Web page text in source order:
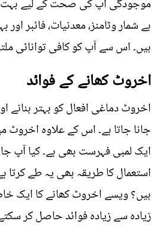
موجودگی آپ کی صحت کے لیے
بے شمار وٹامنز، معدنیات، فائبر
ہیں۔ اس سے آپ کو کافی توانائی
اخروٹ کھانے کے فوائد
اخروٹ دماغی افعال کو بہتر بنانے
جانا جاتا ہے۔ اس کے علاوہ
ایک لمبی فہرست بھی ہے۔ کیا آپ
استعمال کا طریقہ بھی یہ طے کرتا
ہیں؟ ویسے اخروٹ کھانے کا
زیادہ سے زیادہ فوائد حاصل کر